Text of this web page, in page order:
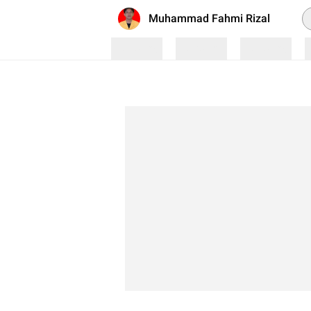
Muhammad Fahmi Rizal